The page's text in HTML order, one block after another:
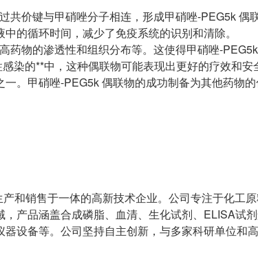
共价键与甲硝唑分子相连，形成甲硝唑-PEG5k 偶
的循环时间，减少了免疫系统的识别和清除。
药物的渗透性和组织分布等。这使得甲硝唑-
染的**中，这种偶联物可能表现出更好的疗效和安
。甲硝唑-PEG5k 偶联物的成功制备为其他药物
和销售于一体的高新技术企业。公司专注于化工
产品涵盖合成磷脂、血清、生化试剂、ELISA试
设备等。公司坚持自主创新，与多家科研单位和